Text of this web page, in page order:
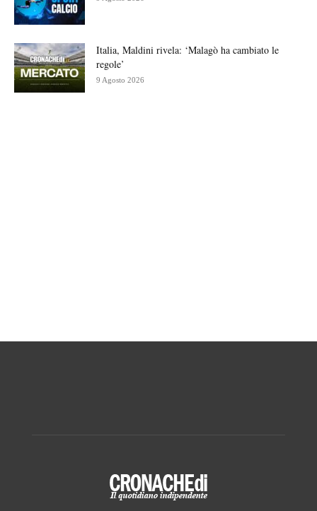
Italia, Maldini rivela: ‘Malagò ha cambiato le
regole’
9 Agosto 2026